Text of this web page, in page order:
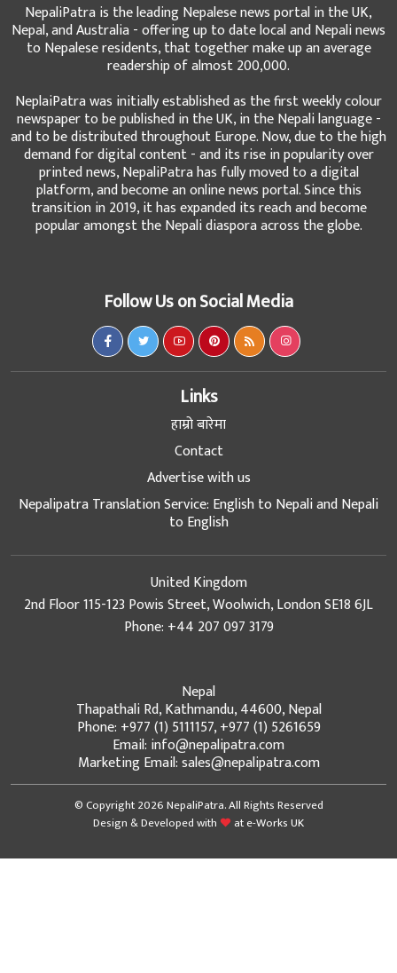
NepaliPatra is the leading Nepalese news portal in the UK,
Nepal, and Australia - offering up to date local and Nepali news
to Nepalese residents, that together make up an average
readership of almost 200,000.
NeplaiPatra was initially established as the first weekly colour
newspaper to be published in the UK, in the Nepali language -
and to be distributed throughout Europe. Now, due to the high
demand for digital content - and its rise in popularity over
printed news, NepaliPatra has fully moved to a digital
platform, and become an online news portal. Since this
transition in 2019, it has expanded its reach and become
popular amongst the Nepali diaspora across the globe.
Follow Us on Social Media
Links
हाम्रो बारेमा
Contact
Advertise with us
Nepalipatra Translation Service: English to Nepali and Nepali
to English
United Kingdom
2nd Floor 115-123 Powis Street, Woolwich, London SE18 6JL
Phone: +44 207 097 3179
Nepal
Thapathali Rd, Kathmandu, 44600, Nepal
Phone: +977 (1) 5111157, +977 (1) 5261659
Email: info@nepalipatra.com
Marketing Email: sales@nepalipatra.com
© Copyright 2026 NepaliPatra. All Rights Reserved
Design & Developed with
ate-Works UK